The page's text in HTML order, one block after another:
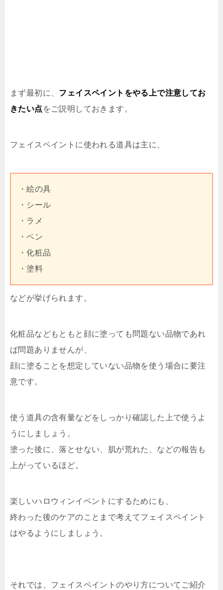
まず最初に、 フェイスペイントをやる上で注意してお
きたい点 をご説明しておきます。
フェイスペイントに使われる道具は主に、
・絵の具
・シール
・ラメ
・ペン
・化粧品
・塗料
などが挙げられます。
化粧品などもともと顔に塗っても問題ない品物であれ
ば問題ありませんが、
顔に塗ることを想定していない品物を使う場合に要注
意です。
使う道具の含有量などをしっかり確認した上で使うよ
うにしましょう。
塗った後に、落とせない、肌が荒れた、などの報告も
上がっているほど。
楽しいハロウィンイベントにするためにも、
終わった後のケアのことまで考えてフェイスペイント
はやるようにしましょう。
それでは、フェイスペイントのやり方についてご紹介